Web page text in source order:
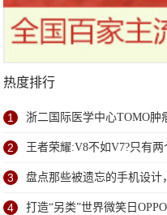
热度排行
1 浙二国际医学中心TOMO
2 王者荣耀:V8不如V7?只有
3 盘点那些被遗忘的手机设计
4 打造“另类”世界微笑日